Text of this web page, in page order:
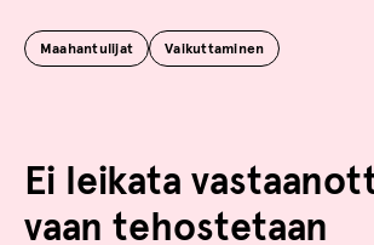
Maahantulijat Vaikuttaminen
Ei leikata
vaan tehostetaan